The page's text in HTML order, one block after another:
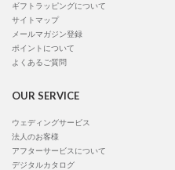
ギフトラッピングについて
サイトマップ
メールマガジン登録
ポイントについて
よくあるご質問
OUR SERVICE
ウェディングサービス
法人のお客様
アフターサービスについて
デジタルカタログ